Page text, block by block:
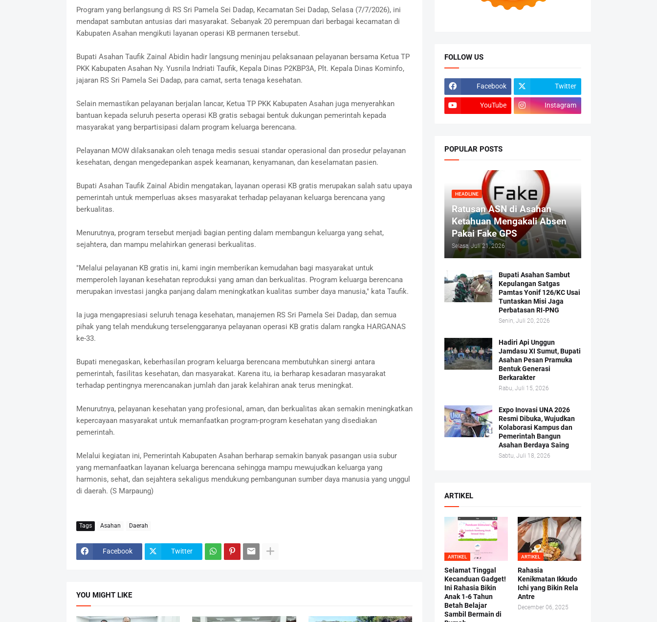
Program yang berlangsung di RS Sri Pamela Sei Dadap, Kecamatan Sei Dadap, Selasa (7/7/2026), ini
mendapat sambutan antusias dari masyarakat. Sebanyak 20 perempuan dari berbagai kecamatan di
Kabupaten Asahan mengikuti layanan operasi KB permanen tersebut.
Bupati Asahan Taufik Zainal Abidin hadir langsung meninjau pelaksanaan pelayanan bersama Ketua TP
PKK Kabupaten Asahan Ny. Yusnila Indriati Taufik, Kepala Dinas P2KBP3A, Plt. Kepala Dinas Kominfo,
jajaran RS Sri Pamela Sei Dadap, para camat, serta tenaga kesehatan.
Selain memastikan pelayanan berjalan lancar, Ketua TP PKK Kabupaten Asahan juga menyerahkan
bantuan kepada seluruh peserta operasi KB gratis sebagai bentuk dukungan pemerintah kepada
masyarakat yang berpartisipasi dalam program keluarga berencana.
Pelayanan MOW dilaksanakan oleh tenaga medis sesuai standar operasional dan prosedur pelayanan
kesehatan, dengan mengedepankan aspek keamanan, kenyamanan, dan keselamatan pasien.
Bupati Asahan Taufik Zainal Abidin mengatakan, layanan operasi KB gratis merupakan salah satu upaya
pemerintah untuk memperluas akses masyarakat terhadap pelayanan keluarga berencana yang
berkualitas.
Menurutnya, program tersebut menjadi bagian penting dalam membangun keluarga yang sehat,
sejahtera, dan mampu melahirkan generasi berkualitas.
"Melalui pelayanan KB gratis ini, kami ingin memberikan kemudahan bagi masyarakat untuk
memperoleh layanan kesehatan reproduksi yang aman dan berkualitas. Program keluarga berencana
merupakan investasi jangka panjang dalam meningkatkan kualitas sumber daya manusia," kata Taufik.
Ia juga mengapresiasi seluruh tenaga kesehatan, manajemen RS Sri Pamela Sei Dadap, dan semua
pihak yang telah mendukung terselenggaranya pelayanan operasi KB gratis dalam rangka HARGANAS
ke-33.
Bupati menegaskan, keberhasilan program keluarga berencana membutuhkan sinergi antara
pemerintah, fasilitas kesehatan, dan masyarakat. Karena itu, ia berharap kesadaran masyarakat
terhadap pentingnya merencanakan jumlah dan jarak kelahiran anak terus meningkat.
Menurutnya, pelayanan kesehatan yang profesional, aman, dan berkualitas akan semakin meningkatkan
kepercayaan masyarakat untuk memanfaatkan program-program kesehatan yang disediakan
pemerintah.
Melalui kegiatan ini, Pemerintah Kabupaten Asahan berharap semakin banyak pasangan usia subur
yang memanfaatkan layanan keluarga berencana sehingga mampu mewujudkan keluarga yang
harmonis, sehat, dan sejahtera sekaligus mendukung pembangunan sumber daya manusia yang unggul
di daerah. (S Marpaung)
Tags Asahan Daerah
Facebook Twitter
YOU MIGHT LIKE
FOLLOW US
Facebook Twitter
YouTube Instagram
POPULAR POSTS
HEADLINE
Ratusan ASN di Asahan
Ketahuan Mengakali Absen
Pakai Fake GPS
Selasa, Juli 21, 2026
Bupati Asahan Sambut
Kepulangan Satgas
Pamtas Yonif 126/KC Usai
Tuntaskan Misi Jaga
Perbatasan RI-PNG
Senin, Juli 20, 2026
Hadiri Api Unggun
Jamdasu XI Sumut, Bupati
Asahan Pesan Pramuka
Bentuk Generasi
Berkarakter
Rabu, Juli 15, 2026
Expo Inovasi UNA 2026
Resmi Dibuka, Wujudkan
Kolaborasi Kampus dan
Pemerintah Bangun
Asahan Berdaya Saing
Sabtu, Juli 18, 2026
ARTIKEL
ARTIKEL
Selamat Tinggal
Kecanduan Gadget!
Ini Rahasia Bikin
Anak 1-6 Tahun
Betah Belajar
Sambil Bermain di
ARTIKEL
Rahasia
Kenikmatan Ikkudo
Ichi yang Bikin Rela
Antre
December 06, 2025